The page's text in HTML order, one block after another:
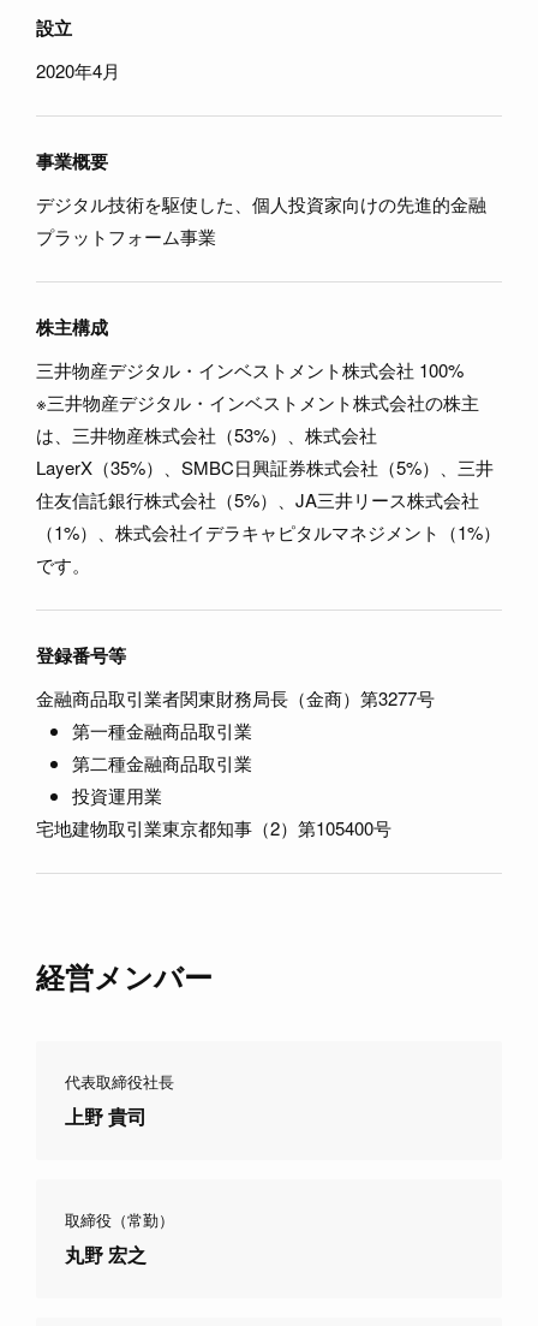
設立
2020年4月
事業概要
デジタル技術を駆使した、個人投資家向けの先進的金融
プラットフォーム事業
株主構成
三井物産デジタル・インベストメント株式会社 100%
※三井物産デジタル・インベストメント株式会社の株主
は、三井物産株式会社（53%）、株式会社
LayerX（35%）、SMBC日興証券株式会社（5%）、三井
住友信託銀行株式会社（5%）、JA三井リース株式会社
（1%）、株式会社イデラキャピタルマネジメント（1%）
です。
登録番号等
金融商品取引業者関東財務局⾧（金商）第3277号
第一種金融商品取引業
第二種金融商品取引業
投資運用業
宅地建物取引業東京都知事（2）第105400号
経営メンバー
代表取締役社長
上野 貴司
取締役（常勤）
丸野 宏之